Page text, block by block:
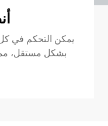
بشكل مستقل،